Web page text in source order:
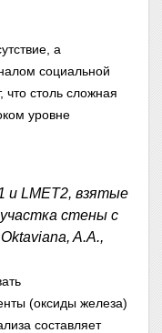
а
социальной
что столь сложная
уровне
и LMET2, взятые
стены с
A.A.,
(оксиды железа)
составляет